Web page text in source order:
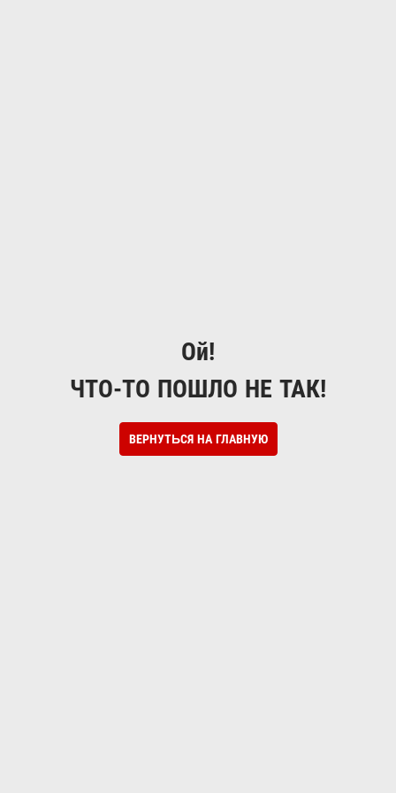
Ой!
ЧТО-ТО ПОШЛО НЕ ТАК!
ВЕРНУТЬСЯ НА ГЛАВНУЮ